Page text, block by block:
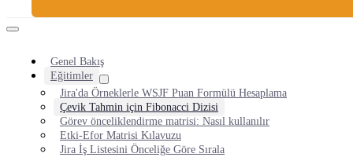
Genel Bakış
Eğitimler
Jira'da Örneklerle WSJF Puan Formülü Hesaplama
Çevik Tahmin için Fibonacci Dizisi
Görev önceliklendirme matrisi: Nasıl kullanılır
Etki-Efor Matrisi Kılavuzu
Jira İş Listesini Önceliğe Göre Sırala